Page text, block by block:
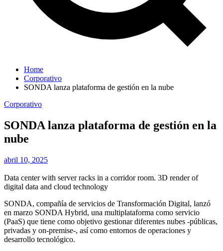
Home
Corporativo
SONDA lanza plataforma de gestión en la nube
Corporativo
SONDA lanza plataforma de gestión en la
nube
abril 10, 2025
Data center with server racks in a corridor room. 3D render of
digital data and cloud technology
SONDA, compañía de servicios de Transformación Digital, lanzó
en marzo SONDA Hybrid, una multiplataforma como servicio
(PaaS) que tiene como objetivo gestionar diferentes nubes -públicas,
privadas y on-premise-, así como entornos de operaciones y
desarrollo tecnológico.